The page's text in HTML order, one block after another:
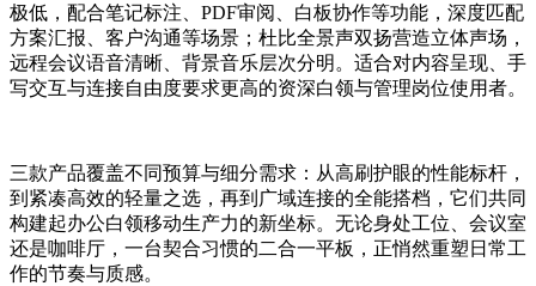
极低，配合笔记标注、PDF审阅、白板协作等功能，深度匹配
方案汇报、客户沟通等场景；杜比全景声双扬营造立体声场，
远程会议语音清晰、背景音乐层次分明。适合对内容呈现、手
写交互与连接自由度要求更高的资深白领与管理岗位使用者。
三款产品覆盖不同预算与细分需求：从高刷护眼的性能标杆，
到紧凑高效的轻量之选，再到广域连接的全能搭档，它们共同
构建起办公白领移动生产力的新坐标。无论身处工位、会议室
还是咖啡厅，一台契合习惯的二合一平板，正悄然重塑日常工
作的节奏与质感。